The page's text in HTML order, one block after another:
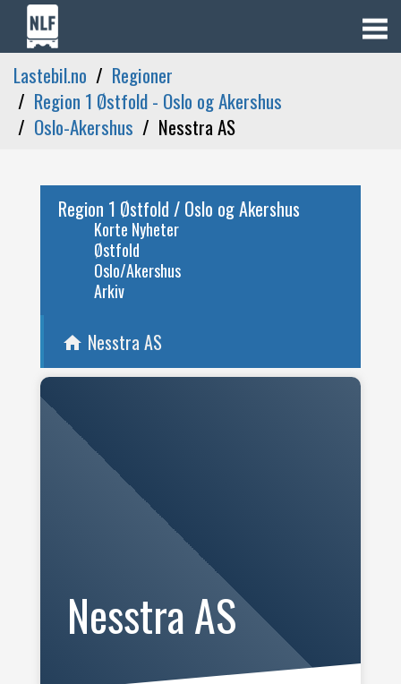
Lastebil.no
Regioner
Region 1 Østfold - Oslo og Akershus
Oslo-Akershus
Nesstra AS
Region 1 Østfold / Oslo og Akershus
Korte Nyheter
Østfold
Oslo/Akershus
Arkiv
home Nesstra AS
Nesstra AS